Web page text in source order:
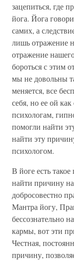
зацепиться, где
йога. Йога
самих, а
лишь отражение
отражение
бороться с этим
мы не довольны
меняется, все
себя, но ее ой
психологам,
помогли найти
найти эту
психологом.
В йоге есть
найти причину
добросовестно
Мантра йогу,
бессознательно
кармы, вот эти
Честная,
причину,